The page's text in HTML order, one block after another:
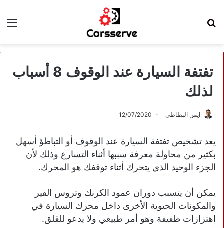
تفتفة السيارة عند الوقوف 8 أسباب
لذلك
ايمن البطاطي 12/07/2020
يعد تشخيص تفتفة السيارة عند الوقوف أو التباطؤ أسهل
بكثير من محاولة معرفة سببها أثناء التسارع وذلك لأن
الجزء الوحيد الذي يتحرك أثناء توقفك هو المحرك.
يمكن أن يتسبب دوران عمود الكرنك وتروس القير
والمكونات الحيوية الأخرى داخل محرك السيارة في
اهتزازات طفيفة وهو أمر طبيعي ولا يدعو للقلق.